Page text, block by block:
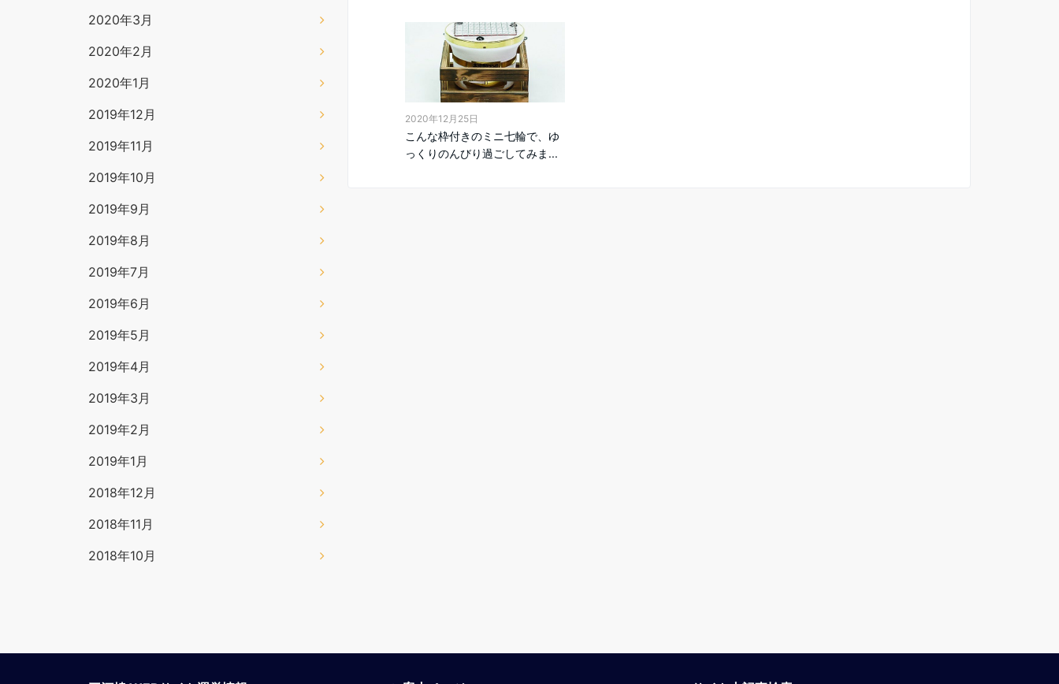
2020年12月25日
こんな枠付きのミニ七輪で、ゆ
っくりのんびり過ごしてみま...
2020年3月
2020年2月
2020年1月
2019年12月
2019年11月
2019年10月
2019年9月
2019年8月
2019年7月
2019年6月
2019年5月
2019年4月
2019年3月
2019年2月
2019年1月
2018年12月
2018年11月
2018年10月